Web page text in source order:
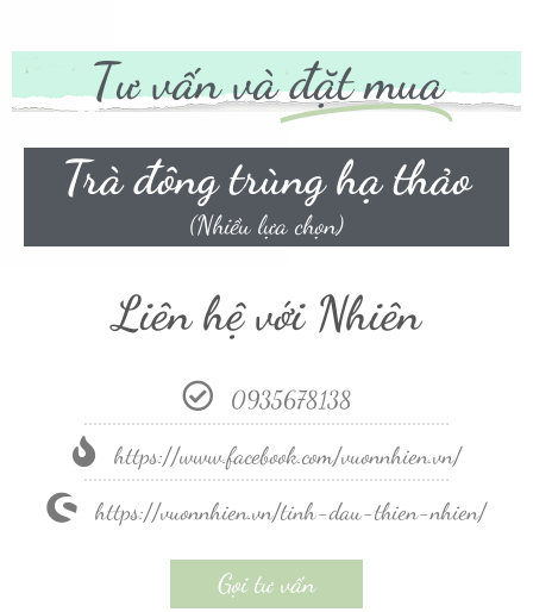
Tư vấn vàđặt mua
Trà đông trùng hạ thảo
(Nhiều lựa chọn)
Liên hệ với Nhiên
0935678138
https://www.facebook.com/vuonnhien.vn/
https://vuonnhien.vn/tinh-dau-thien-nhien/
Gọi tư vấn